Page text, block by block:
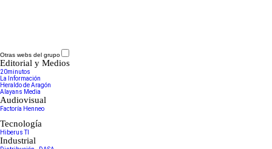
Otras webs del grupo
Editorial y Medios
20minutos
La Información
Heraldo de Aragón
Alayans Media
Audiovisual
Factoría Henneo
Tecnología
Hiberus TI
Industrial